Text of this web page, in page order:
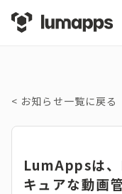
< お知らせ一覧に戻る
LumAppsは
キュアな動画